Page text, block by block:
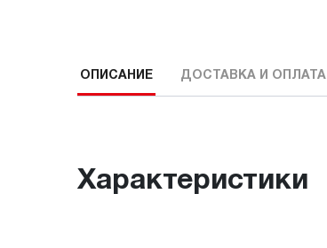
ОПИСАНИЕ ДОСТАВКА И ОПЛАТА
Характеристики